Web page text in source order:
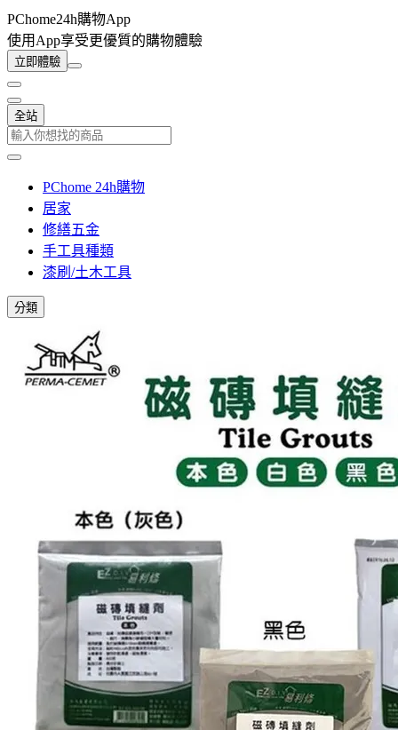
PChome24h購物App
使用App享受更優質的購物體驗
立即體驗
全站
PChome 24h購物
居家
修繕五金
手工具種類
漆刷/土木工具
分類